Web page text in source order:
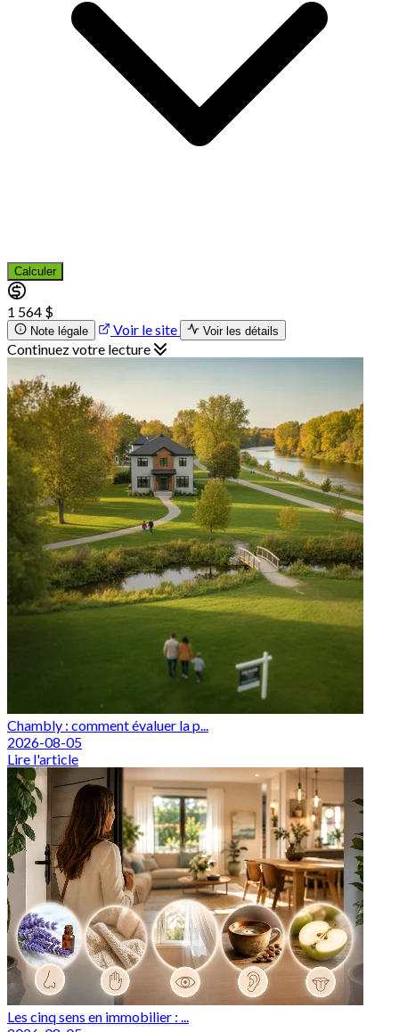
Calculer
1 564 $
Note légale Voir le site Voir les détails
Continuez votre lecture
Chambly : comment évaluer la p...
2026-08-05
Lire l'article
Les cinq sens en immobilier : ...